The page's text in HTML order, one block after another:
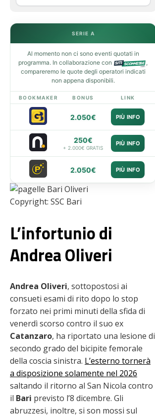
SERIE A
Al momento non ci sono eventi quotati in
programma. In collaborazione con
,
compareremo le quote degli operatori indicati
non appena disponibili.
BOOKMAKER BONUS LINK
2.050€ PIÙ INFO
250€
+ 2.000€ GRATIS
PIÙ INFO
2.050€ PIÙ INFO
Copyright: SSC Bari
L’infortunio di
Andrea Oliveri
Andrea Oliveri, sottopostosi ai
consueti esami di rito dopo lo stop
forzato nei primi minuti della sfida di
venerdì scorso contro il suo ex
Catanzaro, ha riportato una lesione di
secondo grado del bicipite femorale
della coscia sinistra. L’esterno tornerà
a disposizione solamente nel 2026
saltando il ritorno al San Nicola contro
il Bari previsto l’8 dicembre. Gli
abruzzesi, inoltre, si son mossi sul